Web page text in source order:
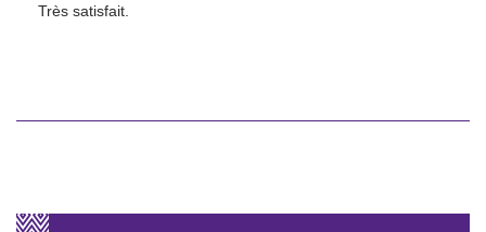
Très satisfait.